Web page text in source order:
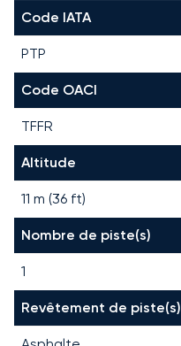
Code IATA
PTP
Code OACI
TFFR
Altitude
11 m (36 ft)
Nombre de piste(s)
1
Revêtement de piste(s)